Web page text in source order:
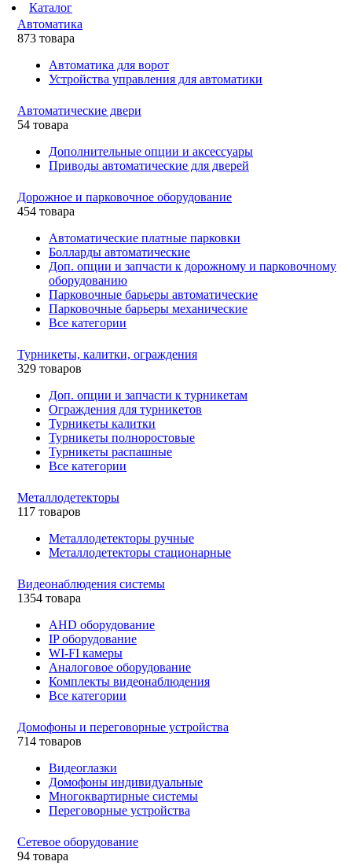
Каталог
Автоматика
873 товара
Автоматика для ворот
Устройства управления для автоматики
Автоматические двери
54 товара
Дополнительные опции и аксессуары
Приводы автоматические для дверей
Дорожное и парковочное оборудование
454 товара
Автоматические платные парковки
Болларды автоматические
Доп. опции и запчасти к дорожному и парковочному
оборудованию
Парковочные барьеры автоматические
Парковочные барьеры механические
Все категории
Турникеты, калитки, ограждения
329 товаров
Доп. опции и запчасти к турникетам
Ограждения для турникетов
Турникеты калитки
Турникеты полноростовые
Турникеты распашные
Все категории
Металлодетекторы
117 товаров
Металлодетекторы ручные
Металлодетекторы стационарные
Видеонаблюдения cистемы
1354 товара
AHD оборудование
IP оборудование
WI-FI камеры
Аналоговое оборудование
Комплекты видеонаблюдения
Все категории
Домофоны и переговорные устройства
714 товаров
Видеоглазки
Домофоны индивидуальные
Многоквартирные системы
Переговорные устройства
Сетевое оборудование
94 товара